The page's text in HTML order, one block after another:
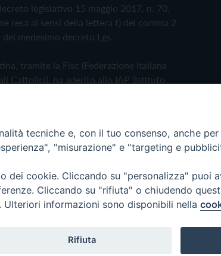
legislativo 15 maggio 2017, n. 70.
resa ai sensi della lettera f) del comma 2
medesimo decreto Lgs.
tramite la Fisc (Federazione Italiana
Cattolici), ha aderito allo IAP (Istituto
Cookie Policy
tecniche e, con il tuo consenso, anche
"misurazione" e "targeting e
dei cookie. Cliccando su "personalizza" puoi
Cliccando su "rifiuta" o chiudendo
informazioni sono disponibili nella
Rifiuta